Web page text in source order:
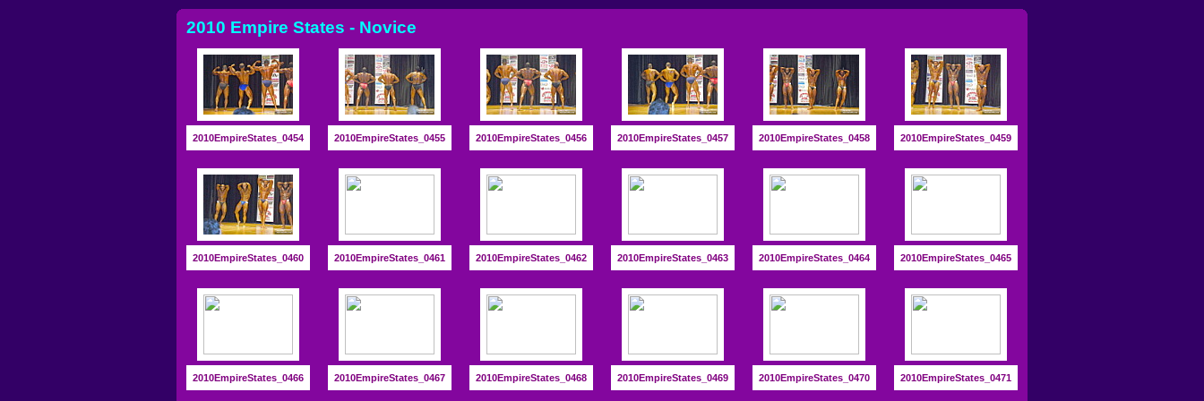
2010 Empire States - Novice
2010EmpireStates_0454 2010EmpireStates_0455 2010EmpireStates_0456 2010EmpireStates_0457 2010EmpireStates_0458 2010EmpireStates_0459
2010EmpireStates_0460 2010EmpireStates_0461 2010EmpireStates_0462 2010EmpireStates_0463 2010EmpireStates_0464 2010EmpireStates_0465
2010EmpireStates_0466 2010EmpireStates_0467 2010EmpireStates_0468 2010EmpireStates_0469 2010EmpireStates_0470 2010EmpireStates_0471